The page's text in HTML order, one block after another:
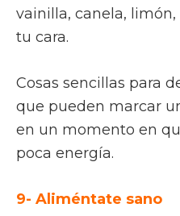
vainilla, canela,
tu cara.
Cosas sencillas para
que pueden marcar
en un momento en
poca energía.
9- Aliméntate sano